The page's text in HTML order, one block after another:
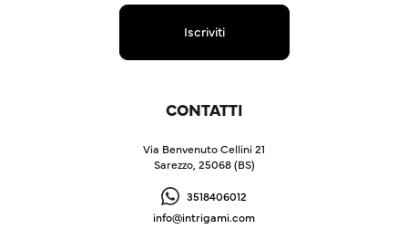
Iscriviti
CONTATTI
Via Benvenuto Cellini 21
Sarezzo, 25068 (BS)
3518406012
info@intrigami.com